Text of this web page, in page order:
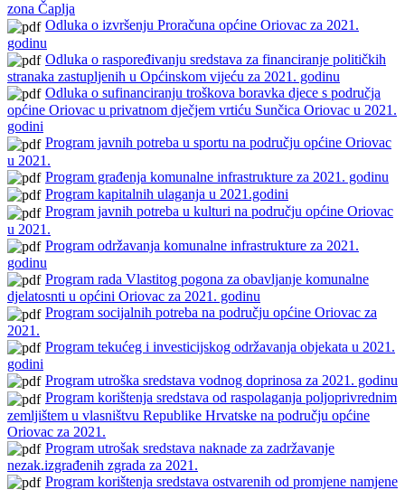
zona Čaplja
Odluka o izvršenju Proračuna općine Oriovac za 2021.
godinu
Odluka o raspoređivanju sredstava za financiranje političkih
stranaka zastupljenih u Općinskom vijeću za 2021. godinu
Odluka o sufinanciranju troškova boravka djece s područja
općine Oriovac u privatnom dječjem vrtiću Sunčica Oriovac u 2021.
godini
Program javnih potreba u sportu na području općine Oriovac
u 2021.
Program građenja komunalne infrastrukture za 2021. godinu
Program kapitalnih ulaganja u 2021.godini
Program javnih potreba u kulturi na području općine Oriovac
u 2021.
Program održavanja komunalne infrastrukture za 2021.
godinu
Program rada Vlastitog pogona za obavljanje komunalne
djelatosnti u općini Oriovac za 2021. godinu
Program socijalnih potreba na području općine Oriovac za
2021.
Program tekućeg i investicijskog održavanja objekata u 2021.
godini
Program utroška sredstava vodnog doprinosa za 2021. godinu
Program korištenja sredstava od raspolaganja poljoprivrednim
zemljištem u vlasništvu Republike Hrvatske na području općine
Oriovac za 2021.
Program utrošak sredstava naknade za zadržavanje
nezak.izgrađenih zgrada za 2021.
Program korištenja sredstava ostvarenih od promjene namjene